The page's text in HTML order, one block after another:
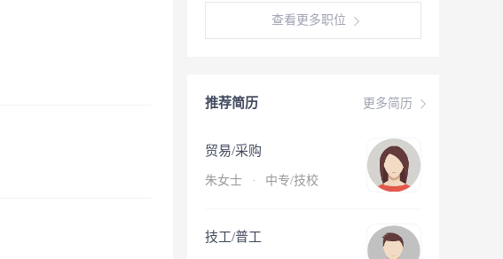
查看更多职位
更多简历
推荐简历
贸易/采购
朱女士 · 中专/技校
技工/普工